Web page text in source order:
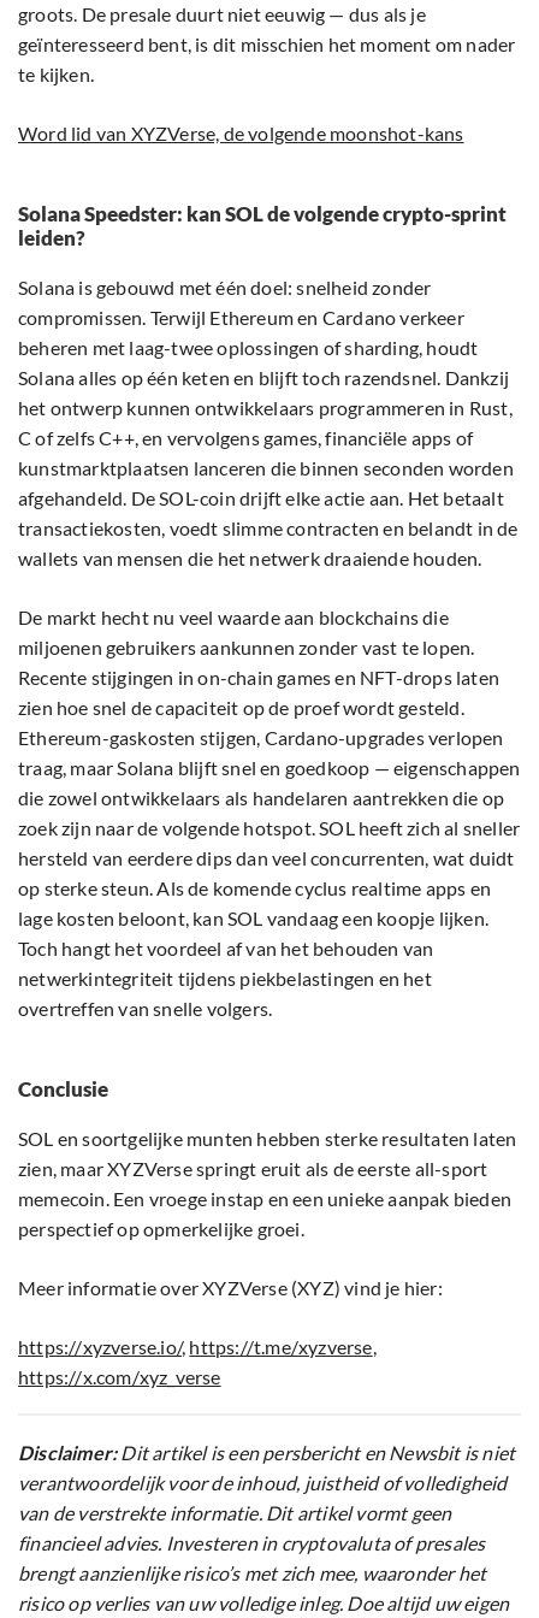
groots. De presale duurt niet eeuwig — dus als je
geïnteresseerd bent, is dit misschien het moment om nader
te kijken.
Word lid van XYZVerse, de volgende moonshot-kans
Solana Speedster: kan SOL de volgende crypto-sprint
leiden?
Solana is gebouwd met één doel: snelheid zonder
compromissen. Terwijl Ethereum en Cardano verkeer
beheren met laag-twee oplossingen of sharding, houdt
Solana alles op één keten en blijft toch razendsnel. Dankzij
het ontwerp kunnen ontwikkelaars programmeren in Rust,
C of zelfs C++, en vervolgens games, financiële apps of
kunstmarktplaatsen lanceren die binnen seconden worden
afgehandeld. De SOL-coin drijft elke actie aan. Het betaalt
transactiekosten, voedt slimme contracten en belandt in de
wallets van mensen die het netwerk draaiende houden.
De markt hecht nu veel waarde aan blockchains die
miljoenen gebruikers aankunnen zonder vast te lopen.
Recente stijgingen in on-chain games en NFT-drops laten
zien hoe snel de capaciteit op de proef wordt gesteld.
Ethereum-gaskosten stijgen, Cardano-upgrades verlopen
traag, maar Solana blijft snel en goedkoop — eigenschappen
die zowel ontwikkelaars als handelaren aantrekken die op
zoek zijn naar de volgende hotspot. SOL heeft zich al sneller
hersteld van eerdere dips dan veel concurrenten, wat duidt
op sterke steun. Als de komende cyclus realtime apps en
lage kosten beloont, kan SOL vandaag een koopje lijken.
Toch hangt het voordeel af van het behouden van
netwerkintegriteit tijdens piekbelastingen en het
overtreffen van snelle volgers.
Conclusie
SOL en soortgelijke munten hebben sterke resultaten laten
zien, maar XYZVerse springt eruit als de eerste all-sport
memecoin. Een vroege instap en een unieke aanpak bieden
perspectief op opmerkelijke groei.
Meer informatie over XYZVerse (XYZ) vind je hier:
https://xyzverse.io/, https://t.me/xyzverse,
https://x.com/xyz_verse
Disclaimer:Dit artikel is een persbericht en Newsbit is niet
verantwoordelijk voor de inhoud, juistheid of volledigheid
van de verstrekte informatie. Dit artikel vormt geen
financieel advies. Investeren in cryptovaluta of presales
brengt aanzienlijke risico’s met zich mee, waaronder het
risico op verlies van uw volledige inleg. Doe altijd uw eigen